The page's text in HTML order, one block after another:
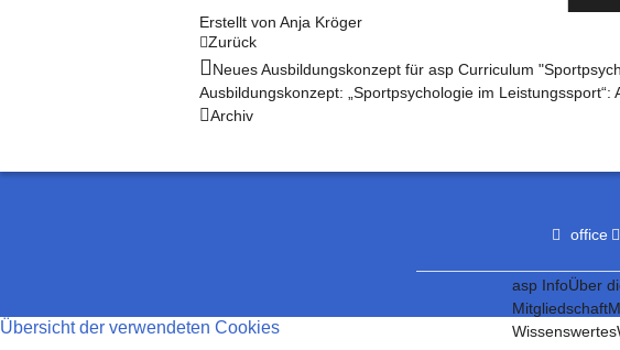
asp InfoÜber
Mitgliedschaft
Wissenswertes
Erstellt vonAnja Kröger
Zurück
Neues Ausbildungskonzept für asp Curriculum
Ausbildungskonzept: „Sportpsychologie im
Archiv
office
Übersicht der verwendeten Cookies